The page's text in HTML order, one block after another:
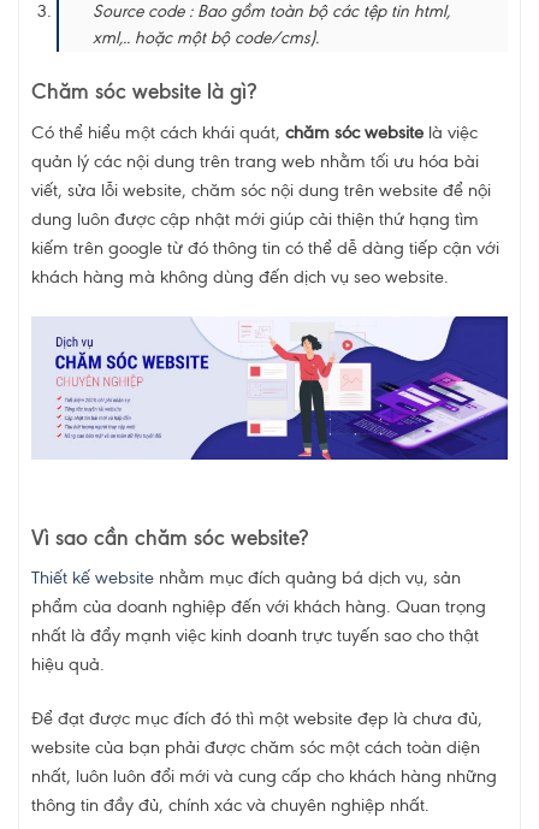
Source code : Bao gồm toàn bộ các tệp tin html,
xml,.. hoặc một bộ code/cms).
Chăm sóc website là gì?
Có thể hiểu một cách khái quát, chăm sóc website là việc
quản lý các nội dung trên trang web nhằm tối ưu hóa bài
viết, sửa lỗi website, chăm sóc nội dung trên website để nội
dung luôn được cập nhật mới giúp cải thiện thứ hạng tìm
kiếm trên google từ đó thông tin có thể dễ dàng tiếp cận với
khách hàng mà không dùng đến dịch vụ seo website.
Vì sao cần chăm sóc website?
Thiết kế website nhằm mục đích quảng bá dịch vụ, sản
phẩm của doanh nghiệp đến với khách hàng. Quan trọng
nhất là đẩy mạnh việc kinh doanh trực tuyến sao cho thật
hiệu quả.
Để đạt được mục đích đó thì một website đẹp là chưa đủ,
website của bạn phải được chăm sóc một cách toàn diện
nhất, luôn luôn đổi mới và cung cấp cho khách hàng những
thông tin đầy đủ, chính xác và chuyên nghiệp nhất.